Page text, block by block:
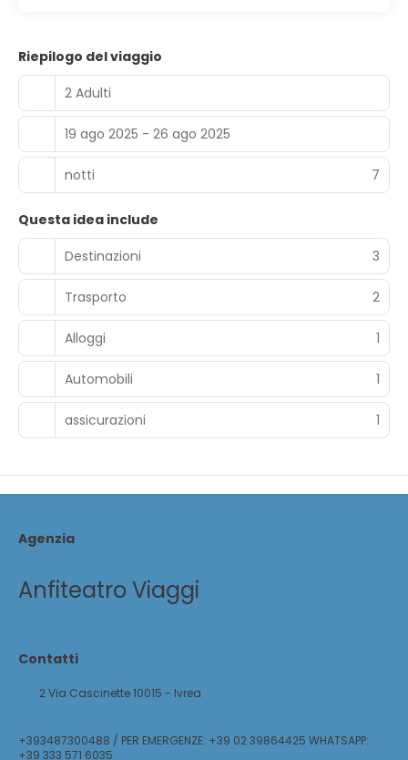
Riepilogo del viaggio
2 Adulti
19 ago 2025 - 26 ago 2025
notti 7
Questa idea include
Destinazioni
3
Trasporto 2
Alloggi 1
Automobili 1
assicurazioni 1
Agenzia
Anfiteatro Viaggi
Contatti
2 Via Cascinette 10015 - Ivrea
+393487300488 / PER EMERGENZE: +39 02 39864425 WHATSAPP:
+39 333 571 6035